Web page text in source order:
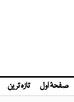
صفحۂ اول تازہ ترین